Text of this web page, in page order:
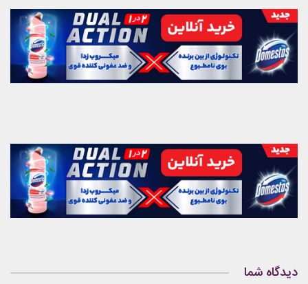
دیدگاه شما